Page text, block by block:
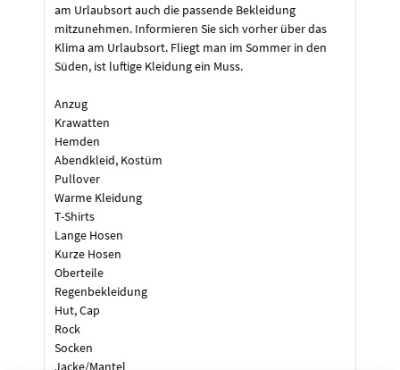
am Urlaubsort auch die passende Bekleidung
mitzunehmen. Informieren Sie sich vorher über das
Klima am Urlaubsort. Fliegt man im Sommer in den
Süden, ist luftige Kleidung ein Muss.
Anzug
Krawatten
Hemden
Abendkleid, Kostüm
Pullover
Warme Kleidung
T-Shirts
Lange Hosen
Kurze Hosen
Oberteile
Regenbekleidung
Hut, Cap
Rock
Socken
Jacke/Mantel